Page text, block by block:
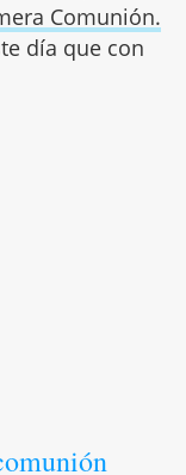
Comunión.
día que con